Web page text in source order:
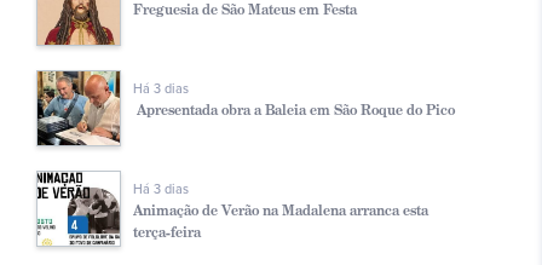
Freguesia de São Mateus em Festa
Há 3 dias
Apresentada obra a Baleia em São Roque do Pico
Há 3 dias
Animação de Verão na Madalena arranca esta
terça-feira